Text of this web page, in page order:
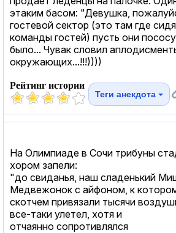
этаким басом: "Девушка,
гостевой сектор (это там где
команды гостей) пусть они
было... Чувак словил
окружающих...!!!))))
Рейтинг истории
Теги анекдота
На Олимпиаде в Сочи трибуны
хором запели:
"до свиданья, наш сладенький
Медвежонок с айфоном, к
скотчем привязали тысячи
все-таки улетел, хотя и
отчаянно сопротивлялся